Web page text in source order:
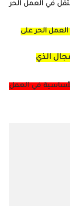
في العمل الحر
الحر على
الذي
في العمل